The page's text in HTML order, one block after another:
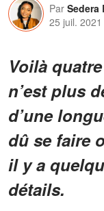
Par Sedera
25 juil. 2021
Voilà
n’est plus
d’une
dû se faire
il y a
détails.